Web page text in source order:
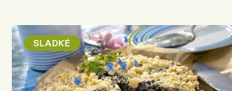
SLADKÉ